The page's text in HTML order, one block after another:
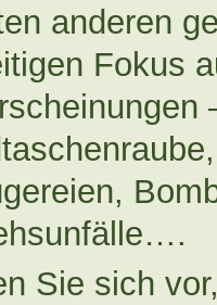
anderen
Fokus
Sie sich